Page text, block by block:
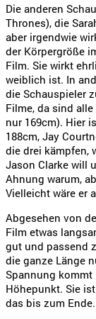
Die anderen
Thrones), die
aber irgendwie
der Körpergröße
Film. Sie wirkt
weiblich ist. In
die Schauspieler
Filme, da sind
nur 169cm). Hier
188cm, Jay
die drei kämpfen,
Jason Clarke will
Ahnung warum,
Vielleicht wäre er
Abgesehen von
Film etwas
gut und passend
die ganze Länge
Spannung kommt
Höhepunkt. Sie
das bis zum